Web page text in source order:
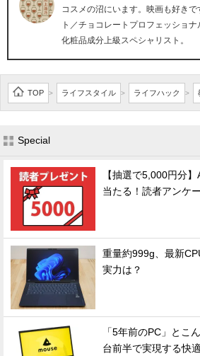
コスメの沼にいます。映画も好き
ト／チョコレートプロフェッショ
化粧品成分上級スペシャリスト。
TOP > ライフスタイル > ライフハック >
Special
【抽選で5,000円分
当たる！読者アンケ
重量約999g、最新
実力は？
「5年前のPC」とこ
台前半で実現する快